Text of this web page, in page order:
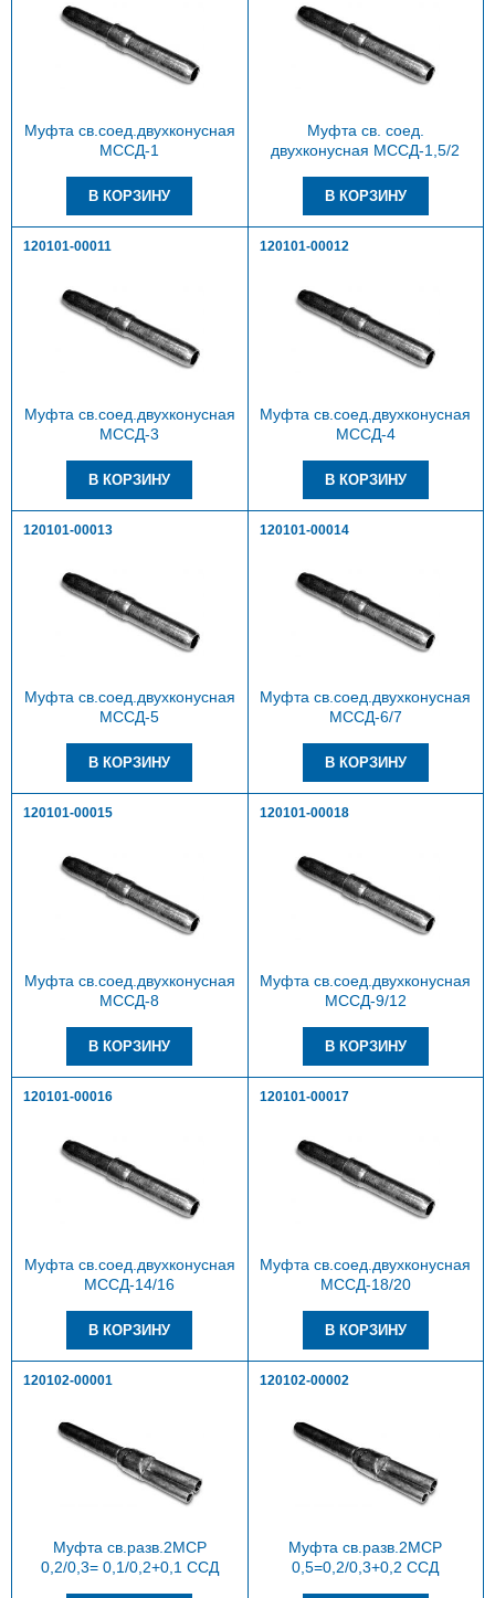
Муфта св.соед.двухконусная
МССД-1
Муфта св. соед.
двухконусная МССД-1,5/2
120101-00011
Муфта св.соед.двухконусная
МССД-3
120101-00012
Муфта св.соед.двухконусная
МССД-4
120101-00013
Муфта св.соед.двухконусная
МССД-5
120101-00014
Муфта св.соед.двухконусная
МССД-6/7
120101-00015
Муфта св.соед.двухконусная
МССД-8
120101-00018
Муфта св.соед.двухконусная
МССД-9/12
120101-00016
Муфта св.соед.двухконусная
МССД-14/16
120101-00017
Муфта св.соед.двухконусная
МССД-18/20
120102-00001
Муфта св.разв.2МСР
0,2/0,3= 0,1/0,2+0,1 ССД
120102-00002
Муфта св.разв.2МСР
0,5=0,2/0,3+0,2 ССД